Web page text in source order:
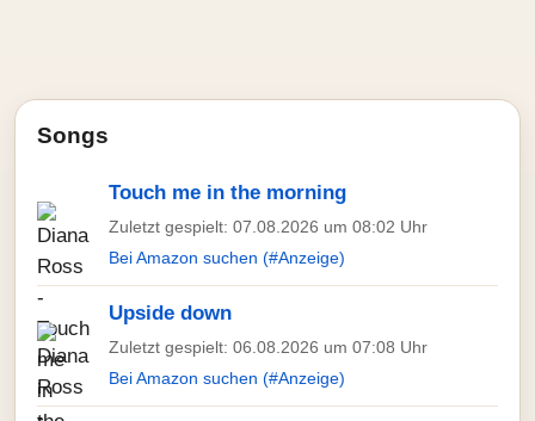
Songs
Touch me in the morning
Zuletzt gespielt: 07.08.2026 um 08:02 Uhr
Bei Amazon suchen (#Anzeige)
Upside down
Zuletzt gespielt: 06.08.2026 um 07:08 Uhr
Bei Amazon suchen (#Anzeige)